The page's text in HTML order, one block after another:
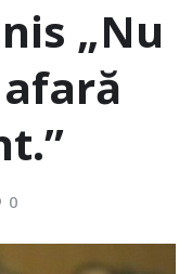
„Nu
0